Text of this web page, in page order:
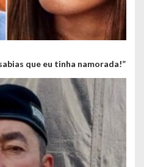
que eu tinha namorada!”